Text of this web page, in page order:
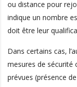
ou distance pour
indique un nombre
doit être leur
Dans certains cas,
mesures de sécurité
prévues (présence